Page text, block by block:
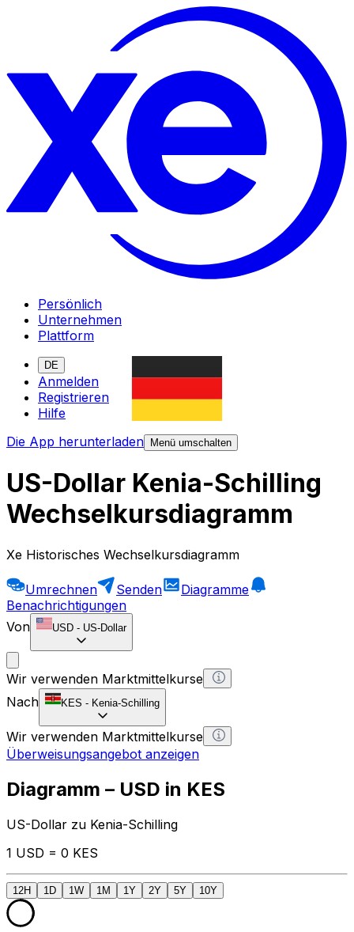
Persönlich
Unternehmen
Plattform
DE
Anmelden
Registrieren
Hilfe
Die App herunterladen
Menü umschalten
US-Dollar Kenia-Schilling
Wechselkursdiagramm
Xe Historisches Wechselkursdiagramm
Umrechnen Senden
Diagramme
Benachrichtigungen
Von
USD - US-Dollar
Wir verwenden Marktmittelkurse
Nach
KES - Kenia-Schilling
Wir verwenden Marktmittelkurse
Überweisungsangebot anzeigen
Diagramm – USD in KES
US-Dollar zu Kenia-Schilling
1 USD = 0 KES
12H 1D 1W 1M 1Y 2Y 5Y 10Y